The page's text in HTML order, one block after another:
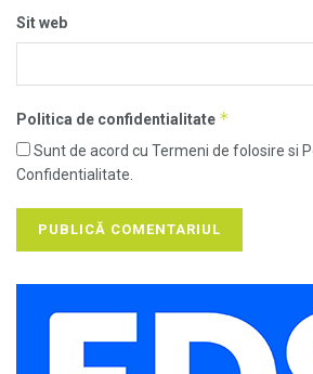
Sit web
Politica de confidentialitate *
Sunt de acord cu Termeni de folosire si
Confidentialitate.